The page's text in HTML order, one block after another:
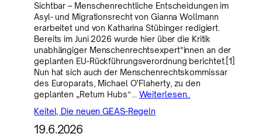
Sichtbar – Menschenrechtliche Entscheidungen im
Asyl- und Migrationsrecht von Gianna Wollmann
erarbeitet und von Katharina Stübinger redigiert.
Bereits im Juni 2026 wurde hier über die Kritik
unabhängiger Menschenrechtsexpert*innen an der
geplanten EU-Rückführungsverordnung berichtet.[1]
Nun hat sich auch der Menschenrechtskommissar
des Europarats, Michael O’Flaherty, zu den
geplanten „Return Hubs“… Weiterlesen..
Keitel, Die neuen GEAS-Regeln
19.6.2026